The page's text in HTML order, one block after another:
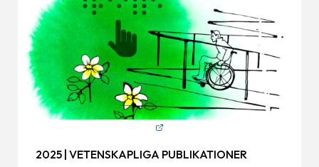
2025 | VETENSKAPLIGA PUBLIKATIONER